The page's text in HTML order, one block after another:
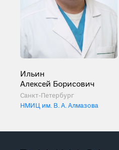
Ильин
Алексей Борисович
Санкт-Петербург
НМИЦ им. В. А. Алмазова